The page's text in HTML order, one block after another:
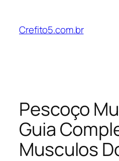
Crefito5.com.br
Pescoço
Guia
Musculos